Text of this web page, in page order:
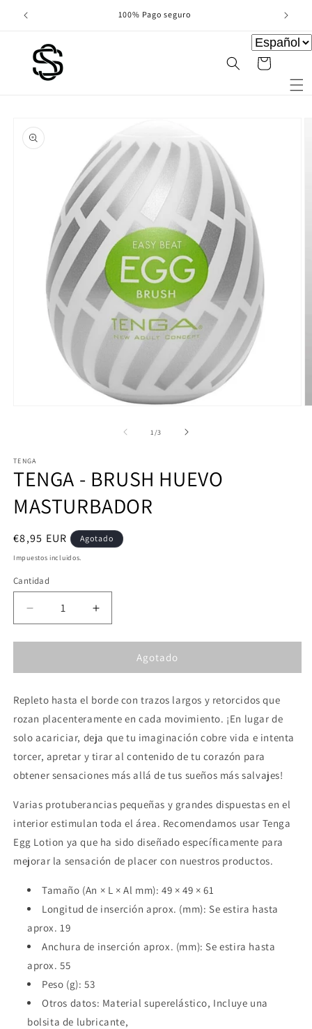
directamente
100% Pago seguro
Carrito
a la
información
una
ventana
modal
1 /de
3
TENGA
TENGA - BRUSH HUEVO
MASTURBADOR
Precio
habitual
€8,95 EUR Agotado
Impuestos incluidos.
Cantidad
Reducir
cantidad
para
-
HUEVO
MASTURBADOR
Aumentar
cantidad
para
TENGA
-
HUEVO
MASTURBADOR
Agotado
Repleto hasta el borde con trazos largos y retorcidos que
rozan placenteramente en cada movimiento. ¡En lugar de
solo acariciar, deja que tu imaginación cobre vida e intenta
torcer, apretar y tirar al contenido de tu corazón para
obtener sensaciones más allá de tus sueños más salvajes!
Varias protuberancias pequeñas y grandes dispuestas en el
interior estimulan toda el área. Recomendamos usar Tenga
Egg Lotion ya que ha sido diseñado específicamente para
mejorar la sensación de placer con nuestros productos.
Tamaño (An × L × Al mm): 49 × 49 × 61
Longitud de inserción aprox. (mm): Se estira hasta
aprox. 19
Anchura de inserción aprox. (mm): Se estira hasta
aprox. 55
Peso (g): 53
Otros datos: Material superelástico, Incluye una
bolsita de lubricante,